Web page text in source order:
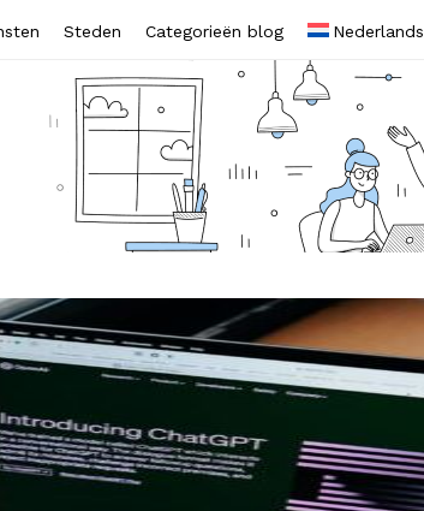
Steden Categorieën blog Nederlands